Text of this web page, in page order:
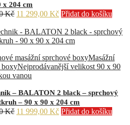
x 204 cm
Kč Původní
byla:
18
11 299,00 KčAktuální
je:
11
Přidat do košíku
masážní sprchové boxyMasážní
boxyNejprodávanější velikost 90 x 90
vanou
– BALATON 2 black – sprchový
– 90 x 90 x 204 cm
Kč Původní
11 999,00 KčAktuální
Přidat do košíku